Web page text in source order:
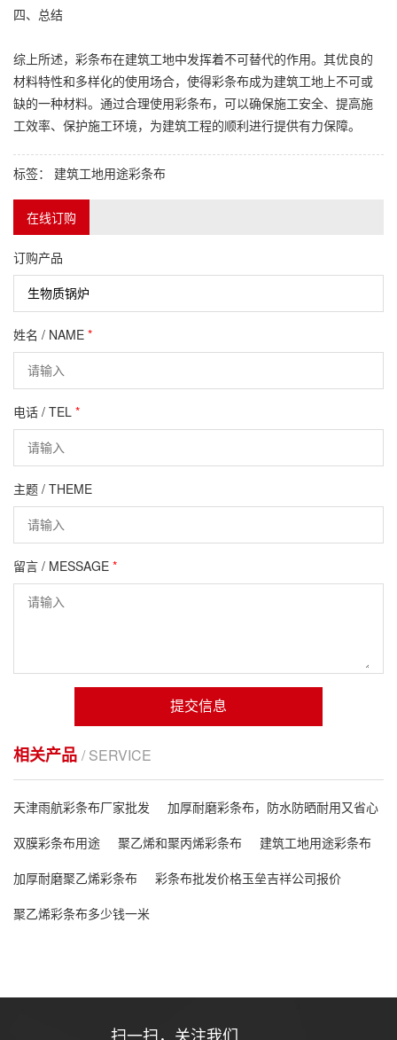
四、总结
综上所述，彩条布在建筑工地中发挥着不可替代的作用。其优良的
材料特性和多样化的使用场合，使得彩条布成为建筑工地上不可或
缺的一种材料。通过合理使用彩条布，可以确保施工安全、提高施
工效率、保护施工环境，为建筑工程的顺利进行提供有力保障。
标签： 建筑工地用途彩条布
在线订购
订购产品
姓名 / NAME *
电话 / TEL *
主题 / THEME
留言 / MESSAGE *
提交信息
相关产品 / SERVICE
天津雨航彩条布厂家批发
加厚耐磨彩条布，防水防晒耐用又省心
双膜彩条布用途
聚乙烯和聚丙烯彩条布
建筑工地用途彩条布
加厚耐磨聚乙烯彩条布
彩条布批发价格玉垒吉祥公司报价
聚乙烯彩条布多少钱一米
扫一扫，关注我们